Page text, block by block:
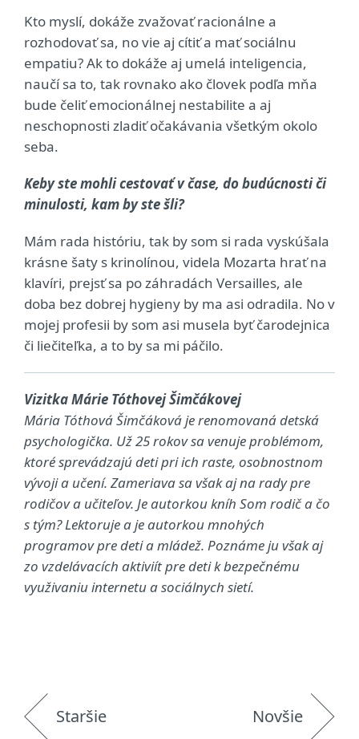
Kto myslí, dokáže zvažovať racionálne a
rozhodovať sa, no vie aj cítiť a mať sociálnu
empatiu? Ak to dokáže aj umelá inteligencia,
naučí sa to, tak rovnako ako človek podľa mňa
bude čeliť emocionálnej nestabilite a aj
neschopnosti zladiť očakávania všetkým okolo
seba.
Keby ste mohli cestovať v čase, do budúcnosti či
minulosti, kam by ste šli?
Mám rada históriu, tak by som si rada vyskúšala
krásne šaty s krinolínou, videla Mozarta hrať na
klavíri, prejsť sa po záhradách Versailles, ale
doba bez dobrej hygieny by ma asi odradila. No v
mojej profesii by som asi musela byť čarodejnica
či liečiteľka, a to by sa mi páčilo.
Vizitka Márie Tóthovej Šimčákovej
Mária Tóthová Šimčáková je renomovaná detská
psychologička. Už 25 rokov sa venuje problémom,
ktoré sprevádzajú deti pri ich raste, osobnostnom
vývoji a učení. Zameriava sa však aj na rady pre
rodičov a učiteľov. Je autorkou kníh Som rodič a čo
s tým? Lektoruje a je autorkou mnohých
programov pre deti a mládež. Poznáme ju však aj
zo vzdelávacích aktiviít pre deti k bezpečnému
využivaniu internetu a sociálnych sietí.
Staršie Novšie